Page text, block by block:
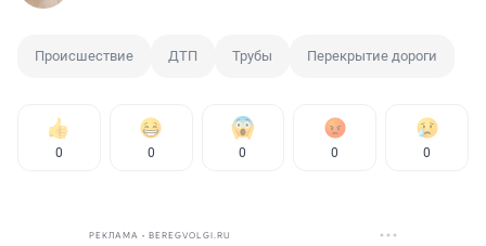
Происшествие ДТП Трубы Перекрытие дороги
0 0 0 0 0
РЕКЛАМА • BEREGVOLGI.RU